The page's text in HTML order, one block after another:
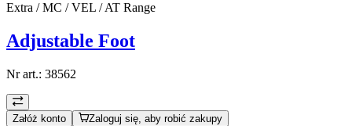
Extra / MC / VEL / AT Range
Adjustable Foot
Nr art.: 38562
Załóż konto Zaloguj się, aby robić zakupy